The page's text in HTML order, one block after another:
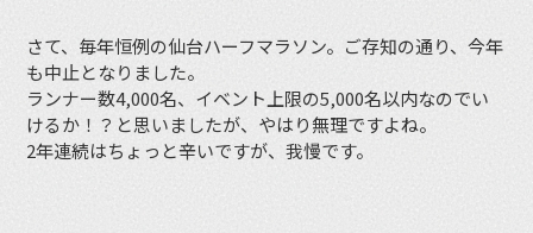
さて、毎年恒例の仙台ハーフマラソン。ご存知の通り、今年
も中止となりました。
ランナー数4,000名、イベント上限の5,000名以内なのでい
けるか！？と思いましたが、やはり無理ですよね。
2年連続はちょっと辛いですが、我慢です。